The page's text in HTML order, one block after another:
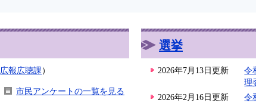
広報広聴課）
市民アンケートの一覧を見る
選挙
2026年7月13日更新 令
理
2026年2月16日更新
令